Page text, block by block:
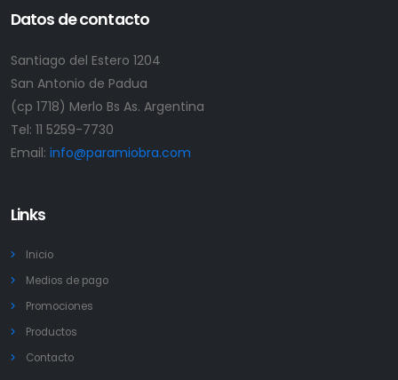
Datos de contacto
Santiago del Estero 1204
San Antonio de Padua
(cp 1718) Merlo Bs As. Argentina
Tel: 11 5259-7730
Email: info@paramiobra.com
Links
Inicio
Medios de pago
Promociones
Productos
Contacto